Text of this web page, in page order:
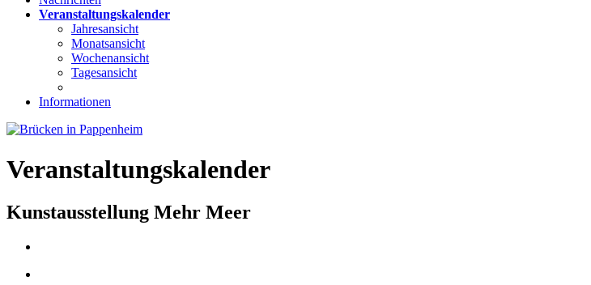
Veranstaltungskalender
Jahresansicht
Monatsansicht
Wochenansicht
Tagesansicht
Informationen
Veranstaltungskalender
Kunstausstellung Mehr Meer